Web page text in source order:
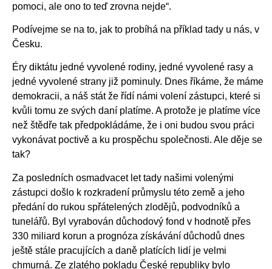
pomoci, ale ono to teď zrovna nejde“.
Podívejme se na to, jak to probíhá na příklad tady u nás, v
Česku.
Éry diktátu jedné vyvolené rodiny, jedné vyvolené rasy a
jedné vyvolené strany již pominuly. Dnes říkáme, že máme
demokracii, a náš stát že řídí námi volení zástupci, které si
kvůli tomu ze svých daní platíme. A protože je platíme více
než štědře tak předpokládáme, že i oni budou svou práci
vykonávat poctivě a ku prospěchu společnosti. Ale děje se
tak?
Za posledních osmadvacet let tady našimi volenými
zástupci došlo k rozkradení průmyslu této země a jeho
předání do rukou spřátelených zlodějů, podvodníků a
tunelářů. Byl vyrabován důchodový fond v hodnotě přes
330 miliard korun a prognóza získávání důchodů dnes
ještě stále pracujících a daně platících lidí je velmi
chmurná. Ze zlatého pokladu České republiky bylo